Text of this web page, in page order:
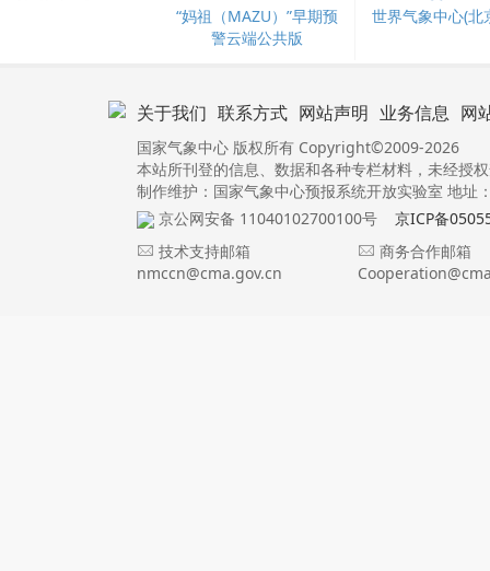
“妈祖（MAZU）”早期预
警云端公共版
世界气象中心(北
关于我们 联系方式 网站声明 业务信息 网
国家气象中心 版权所有 Copyright©2009-2026
本站所刊登的信息、数据和各种专栏材料，未经授
制作维护：国家气象中心预报系统开放实验室 地址
京公网安备 11040102700100号
京ICP备
技术支持邮箱
nmccn@cma.gov.cn
商务合作邮箱